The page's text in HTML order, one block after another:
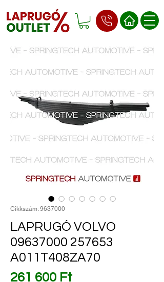
Cikkszám: 9637000
LAPRUGÓ VOLVO
09637000 257653
A011T408ZA70
261 600 FtÁr